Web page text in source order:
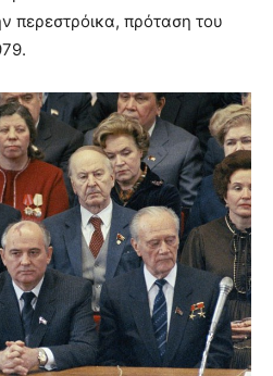
περεστρόικα, πρόταση του